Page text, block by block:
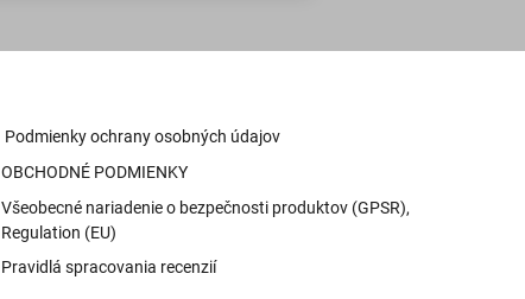
Podmienky ochrany osobných údajov
OBCHODNÉ PODMIENKY
Všeobecné nariadenie o bezpečnosti produktov (GPSR),
Regulation (EU)
Pravidlá spracovania recenzií